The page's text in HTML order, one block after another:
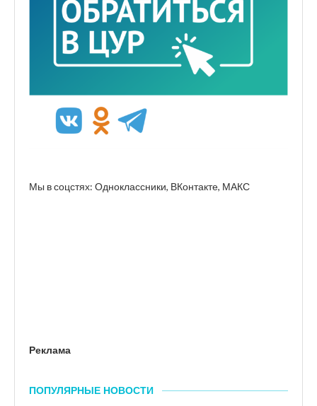
Мы в соцстях: Одноклассники, ВКонтакте, МАКС
Реклама
ПОПУЛЯРНЫЕ НОВОСТИ